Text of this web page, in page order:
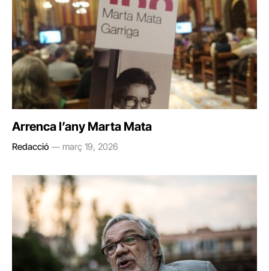
Arrenca l’any Marta Mata
Redacció març 19, 2026